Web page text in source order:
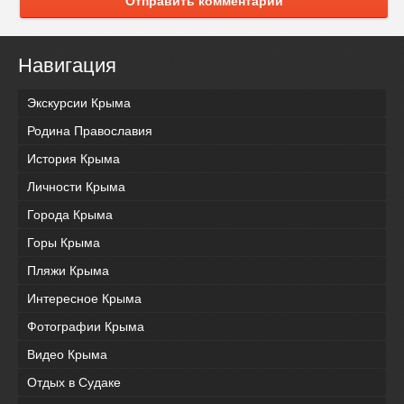
Навигация
Экскурсии Крыма
Родина Православия
История Крыма
Личности Крыма
Города Крыма
Горы Крыма
Пляжи Крыма
Интересное Крыма
Фотографии Крыма
Видео Крыма
Отдых в Судаке